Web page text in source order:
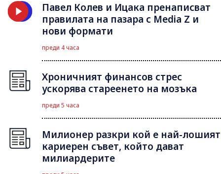
Павел Колев и Ицака пренаписват
правилата на пазара с Media Z и
нови формати
преди 4 часа
Хроничният финансов стрес
ускорява стареенето на мозъка
преди 5 часа
Милионер разкри кой е най-лошият
кариерен съвет, който дават
милиардерите